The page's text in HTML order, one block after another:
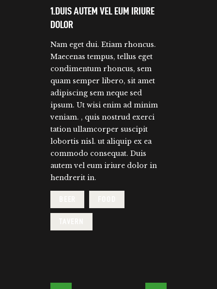
1.DUIS AUTEM VEL EUM IRIURE
DOLOR
Nam eget dui. Etiam rhoncus.
Maecenas tempus, tellus eget
condimentum rhoncus, sem
quam semper libero, sit amet
adipiscing sem neque sed
ipsum. Ut wisi enim ad minim
veniam. , quis nostrud exerci
tation ullamcorper suscipit
lobortis nisl. ut aliquip ex ea
commodo consequat. Duis
autem vel eum iriure dolor in
hendrerit in.